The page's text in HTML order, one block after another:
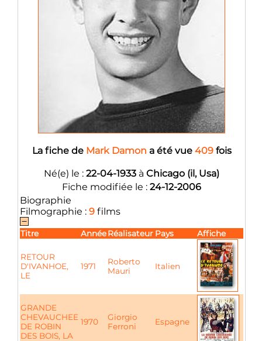
La fiche de Mark Damon a été vue 409fois
Né(e) le : 22-04-1933 à Chicago (il, Usa)
Fiche modifiée le : 24-12-2006
Biographie
Filmographie : 9 films
Titre AnnéeRéalisateur Pays Affiche
RETOUR
D'IVANHOE,
LE
1971
Roberto
Mauri
Italien
GRANDE
CHEVAUCHEE
DE ROBIN
DES BOIS, LA
1970
Giorgio
Ferroni
Espagne